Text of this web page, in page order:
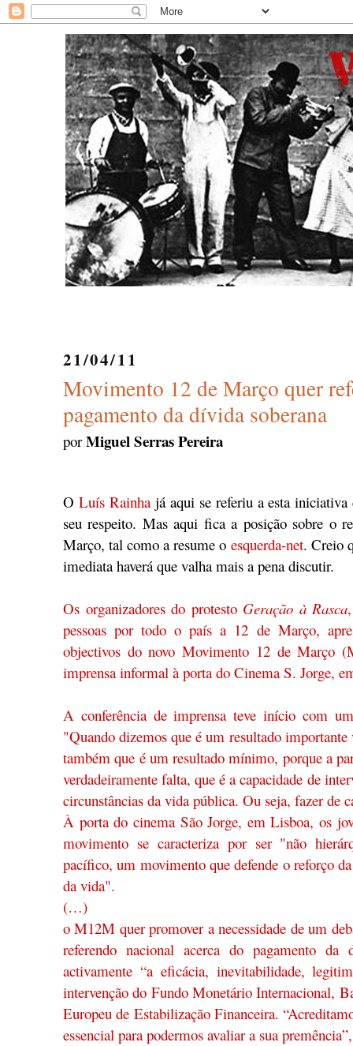
21/04/11
Movimento 12 de Março quer
pagamento da dívida soberana
porMiguel Serras Pereira
O Luís Rainhajá aqui se referiu a esta iniciativa
seu respeito. Mas aqui fica a posição sobre o
Março, tal como a resume o esquerda-net. Creio
imediata haverá que valha mais a pena discutir.
Os organizadores do protesto Geração à Rasca
pessoas por todo o país a 12 de Março,
objectivos do novo Movimento 12 de Março
imprensa informal à porta do Cinema S. Jorge,
A conferência de imprensa teve início com
"Quando dizemos que é um resultado
também que é um resultado mínimo, porque a
verdadeiramente falta, que é a capacidade de
circunstâncias da vida pública. Ou seja, fazer de
À porta do cinema São Jorge, em Lisboa, os
movimento se caracteriza por ser "não
pacífico, um movimento que defende o reforço
da vida".
(…)
o M12M quer promover a necessidade de um
referendo nacional acerca do pagamento da
activamente “a eficácia, inevitabilidade,
intervenção do Fundo Monetário Internacional,
Europeu de Estabilização Financeira.
essencial para podermos avaliar a sua